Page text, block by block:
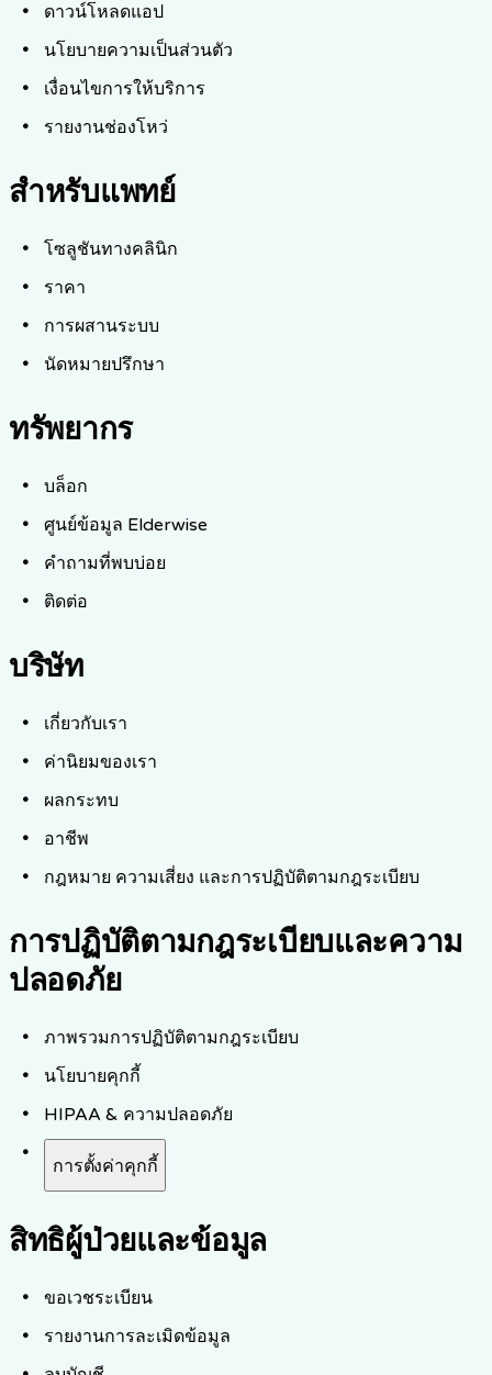
ดาวน์โหลดแอป
นโยบายความเป็นส่วนตัว
เงื่อนไขการให้บริการ
รายงานช่องโหว่
สำหรับแพทย์
โซลูชันทางคลินิก
ราคา
การผสานระบบ
นัดหมายปรึกษา
ทรัพยากร
บล็อก
ศูนย์ข้อมูล Elderwise
คำถามที่พบบ่อย
ติดต่อ
บริษัท
เกี่ยวกับเรา
ค่านิยมของเรา
ผลกระทบ
อาชีพ
กฎหมาย ความเสี่ยง และการปฏิบัติตามกฎระเบียบ
การปฏิบัติตามกฎระเบียบและความ
ปลอดภัย
ภาพรวมการปฏิบัติตามกฎระเบียบ
นโยบายคุกกี้
HIPAA & ความปลอดภัย
การตั้งค่าคุกกี้
สิทธิผู้ป่วยและข้อมูล
ขอเวชระเบียน
รายงานการละเมิดข้อมูล